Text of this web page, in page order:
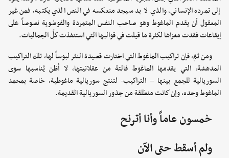
إلى تمرده الإنساني، والذي لا بد سيجد منعكسه في النص الذي يكتبه، فمن غير
المعقول أن يقدم الماغوط وهو صاحب النفس المتمردة والفوضوية نصوصاً على
إيقاعات فقدت مغزاها لكثرة ما قيلت في قوالبها التي استنفذت كلَّ الجماليات.
ومن ثمّ، فإن تراكيب الماغوط التي اختارت قصيدة النثر لبوساً لها، تلك التراكيب
المدهشة، التي يقدمها الماغوط فالتة من عقلانيتها، لا أظن يُناسبها سوى
السوريالية للجمع بينها – التراكيب- لتنتج سوريالية ماغوطية، خاصة بمحمد
الماغوط وحده، وإن كانت منطلقة من جذور السوريالية القديمة.
خمسون عاماً وأنا أترنح
ولم أسقط حتى الآن